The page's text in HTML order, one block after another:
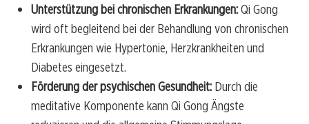
Unterstützung bei chronischen Erkrankungen:Qi Gong
wird oft begleitend bei der Behandlung von chronischen
Erkrankungen wie Hypertonie, Herzkrankheiten und
Diabetes eingesetzt.
Förderung der psychischen Gesundheit: Durch die
meditative Komponente kann Qi Gong Ängste